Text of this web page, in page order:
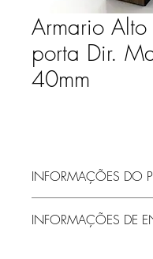
Armario Alto
porta Dir.
40mm
INFORMAÇÕES DO
INFORMAÇÕES DE